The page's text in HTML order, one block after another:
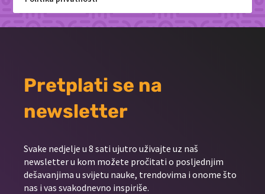
Pretplati se na
newsletter
Svake nedjelje u 8 sati ujutro uživajte uz naš
newsletter u kom možete pročitati o posljednjim
dešavanjima u svijetu nauke, trendovima i onome što
nas i vas svakodnevno inspiriše.